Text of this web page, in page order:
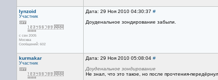
lynzoid
Участник
с сен 2005
Москва
Сообщений: 602
Дата: 29 Ноя 2010 04:30:37 #
Доуденальное зондирование забыли.
kurmakar
Участник
Дата: 29 Ноя 2010 05:08:04 #
Доуденальное зондирование
Не знал, что это такое, но после прочтения-